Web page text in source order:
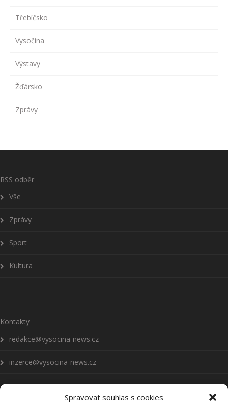
Spravovat souhlas s cookies
Třebíčsko
Vysočina
Výstavy
Žďársko
Zprávy
RSS odběr
Vše
Zprávy
Sport
Kultura
Kontakty
redakce@vysocina-news.cz
inzerce@vysocina-news.cz